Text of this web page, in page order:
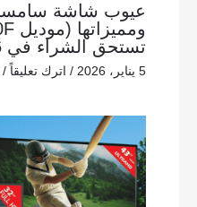
تستحق الشراء في 2026؟
5 يناير، 2026 / اترك تعليقاً /